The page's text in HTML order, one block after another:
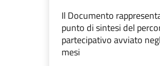
Il Documento
punto di sintesi del
partecipativo avviato
mesi